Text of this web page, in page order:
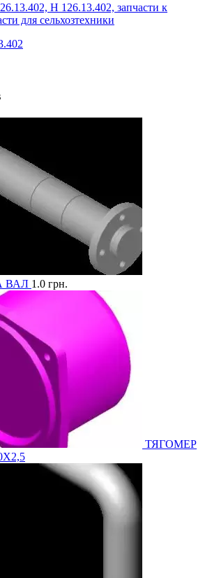
Н 126.13.402, запчасти к
для сельхозтехники
ВАЛ 1.0 грн.
ТЯГОМЕР